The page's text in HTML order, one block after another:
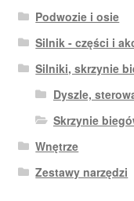
Podwozie i osie
Silnik - części i
Silniki, skrzynie
Dyszle,
Skrzynie
Wnętrze
Zestawy narzędzi